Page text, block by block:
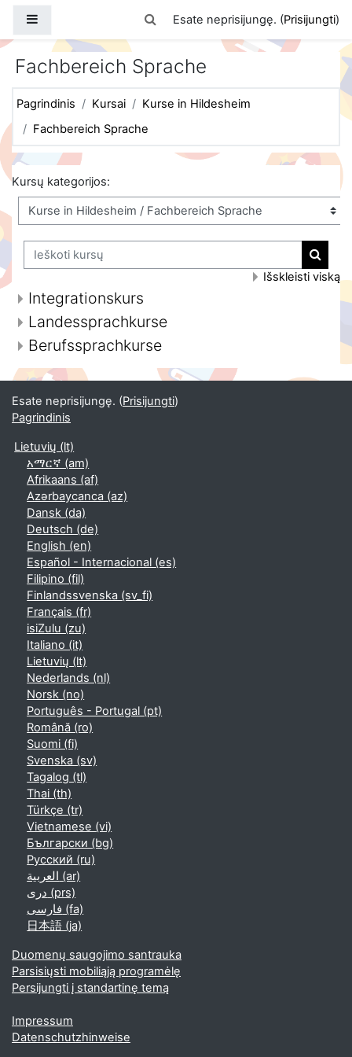
Perjungti paieškos įvestį
Esate neprisijungę. (Prisijungti)
Fachbereich Sprache
Pagrindinis Kursai
Kurse in Hildesheim
Fachbereich Sprache
Kursų kategorijos:
Ieškoti kursų
Išskleisti viską
Integrationskurs
Landessprachkurse
Berufssprachkurse
Esate neprisijungę. (Prisijungti)
Pagrindinis
Lietuvių ‎(lt)‎
አማርኛ ‎(am)‎
Afrikaans ‎(af)‎
Azərbaycanca ‎(az)‎
Dansk ‎(da)‎
Deutsch ‎(de)‎
English ‎(en)‎
Español - Internacional ‎(es)‎
Filipino ‎(fil)‎
Finlandssvenska ‎(sv_fi)‎
Français ‎(fr)‎
isiZulu ‎(zu)‎
Italiano ‎(it)‎
Lietuvių ‎(lt)‎
Nederlands ‎(nl)‎
Norsk ‎(no)‎
Português - Portugal ‎(pt)‎
Română ‎(ro)‎
Suomi ‎(fi)‎
Svenska ‎(sv)‎
Tagalog ‎(tl)‎
Thai ‎(th)‎
Türkçe ‎(tr)‎
Vietnamese ‎(vi)‎
Български ‎(bg)‎
Русский ‎(ru)‎
العربية ‎(ar)‎
دری ‎(prs)‎
فارسی ‎(fa)‎
日本語 ‎(ja)‎
Duomenų saugojimo santrauka
Parsisiųsti mobiliąją programėlę
Persijungti į standartinę temą
Impressum
Datenschutzhinweise